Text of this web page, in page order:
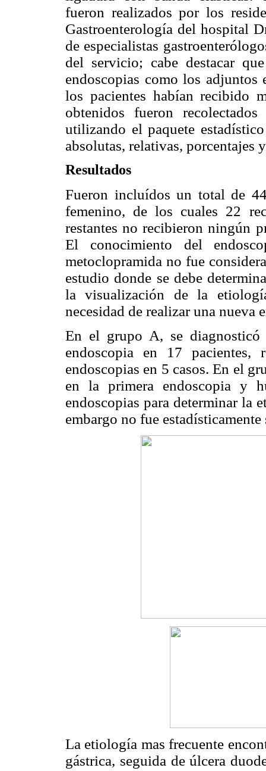
fueron realizados por los
Gastroenterología del hospital
de especialistas
del servicio; cabe destacar
endoscopias como los adjuntos
los pacientes habían recibido
obtenidos fueron
utilizando el paquete
absolutas, relativas, porcentajes
Resultados
Fueron incluídos un total de
femenino, de los cuales 22
restantes no recibieron ningún
El conocimiento del
metoclopramida no fue
estudio donde se debe determi
la visualización de la
necesidad de realizar una nueva
En el grupo A, se
endoscopia en 17
endoscopias en 5 casos. En el
en la primera endoscopia y
endoscopias para determinar la
embargo no fue es
La etiología mas frecuente
gástrica, seguida de úlcera